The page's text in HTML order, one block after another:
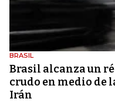
BRASIL
Brasil alcanza un
crudo en medio de
Irán